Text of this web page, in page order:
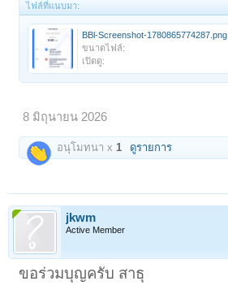
ไฟล์ที่แนบมา:
BBl-Screenshot-1780865774287.png
ขนาดไฟล์:
เปิดดู:
8 มิถุนายน 2026
อนุโมทนา x1 ดูรายการ
jkwm
Active Member
ขอร่วมบุญครับ สาธุ